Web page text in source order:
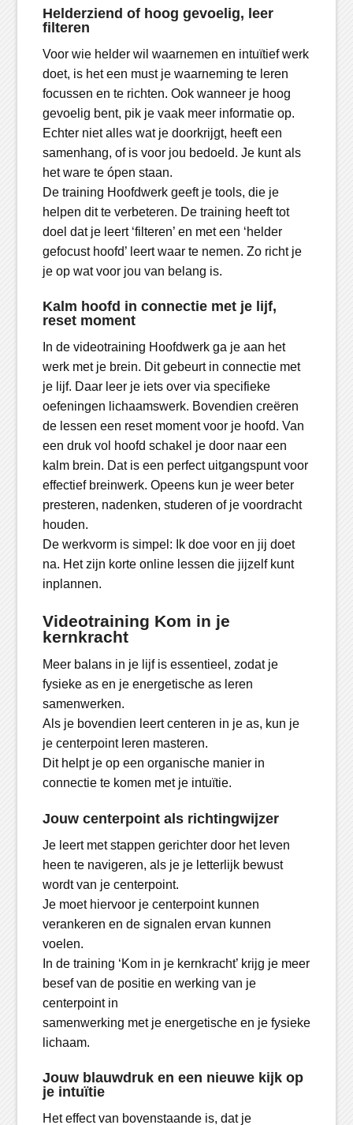
Helderziend of hoog gevoelig, leer
filteren
Voor wie helder wil waarnemen en intuïtief werk
doet, is het een must je waarneming te leren
focussen en te richten. Ook wanneer je hoog
gevoelig bent, pik je vaak meer informatie op.
Echter niet alles wat je doorkrijgt, heeft een
samenhang, of is voor jou bedoeld. Je kunt als
het ware te ópen staan.
De training Hoofdwerk geeft je tools, die je
helpen dit te verbeteren. De training heeft tot
doel dat je leert ‘filteren’ en met een ‘helder
gefocust hoofd’ leert waar te nemen. Zo richt je
je op wat voor jou van belang is.
Kalm hoofd in connectie met je lijf,
reset moment
In de videotraining Hoofdwerk ga je aan het
werk met je brein. Dit gebeurt in connectie met
je lijf. Daar leer je iets over via specifieke
oefeningen lichaamswerk. Bovendien creëren
de lessen een reset moment voor je hoofd. Van
een druk vol hoofd schakel je door naar een
kalm brein. Dat is een perfect uitgangspunt voor
effectief breinwerk. Opeens kun je weer beter
presteren, nadenken, studeren of je voordracht
houden.
De werkvorm is simpel: Ik doe voor en jij doet
na. Het zijn korte online lessen die jijzelf kunt
inplannen.
Videotraining Kom in je
kernkracht
Meer balans in je lijf is essentieel, zodat je
fysieke as en je energetische as leren
samenwerken.
Als je bovendien leert centeren in je as, kun je
je centerpoint leren masteren.
Dit helpt je op een organische manier in
connectie te komen met je intuïtie.
Jouw centerpoint als richtingwijzer
Je leert met stappen gerichter door het leven
heen te navigeren, als je je letterlijk bewust
wordt van je centerpoint.
Je moet hiervoor je centerpoint kunnen
verankeren en de signalen ervan kunnen
voelen.
In de training ‘Kom in je kernkracht’ krijg je meer
besef van de positie en werking van je
centerpoint in
samenwerking met je energetische en je fysieke
lichaam.
Jouw blauwdruk en een nieuwe kijk op
je intuïtie
Het effect van bovenstaande is, dat je